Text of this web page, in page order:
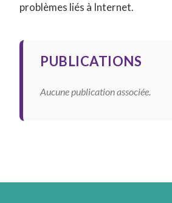
problèmes liés à Internet.
PUBLICATIONS
Aucune publication associée.